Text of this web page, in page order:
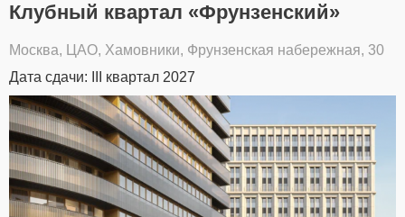
Клубный квартал «Фрунзенский»
Москва, ЦАО, Хамовники, Фрунзенская набережная, 30
Дата сдачи: III квартал 2027